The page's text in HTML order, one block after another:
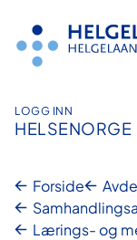
innhold
LOGG INN
HELSENORGE
Forside
Lærings- og